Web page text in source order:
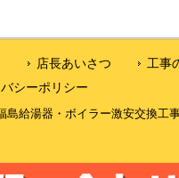
店長あいさつ 工事
シーポリシー
島給湯器・ボイラー激安交換工